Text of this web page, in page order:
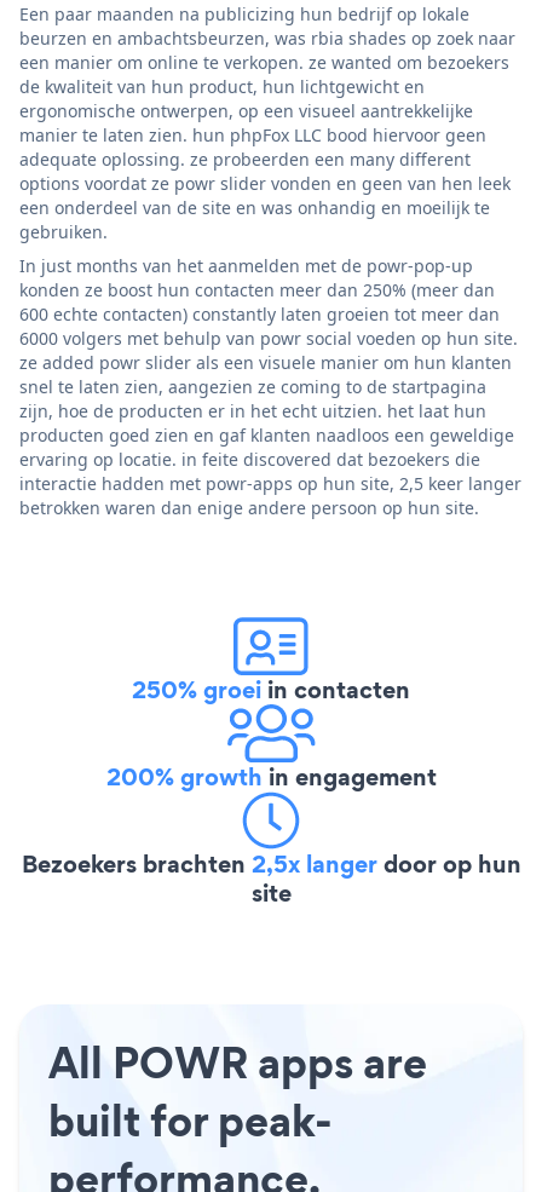
Een paar maanden na publicizing hun bedrijf op lokale
beurzen en ambachtsbeurzen, was rbia shades op zoek naar
een manier om online te verkopen. ze wanted om bezoekers
de kwaliteit van hun product, hun lichtgewicht en
ergonomische ontwerpen, op een visueel aantrekkelijke
manier te laten zien. hun phpFox LLC bood hiervoor geen
adequate oplossing. ze probeerden een many different
options voordat ze powr slider vonden en geen van hen leek
een onderdeel van de site en was onhandig en moeilijk te
gebruiken.
In just months van het aanmelden met de powr-pop-up
konden ze boost hun contacten meer dan 250% (meer dan
600 echte contacten) constantly laten groeien tot meer dan
6000 volgers met behulp van powr social voeden op hun site.
ze added powr slider als een visuele manier om hun klanten
snel te laten zien, aangezien ze coming to de startpagina
zijn, hoe de producten er in het echt uitzien. het laat hun
producten goed zien en gaf klanten naadloos een geweldige
ervaring op locatie. in feite discovered dat bezoekers die
interactie hadden met powr-apps op hun site, 2,5 keer langer
betrokken waren dan enige andere persoon op hun site.
250% groei in contacten
200% growth in engagement
Bezoekers brachten 2,5x langerdoor op hun
site
All POWR apps are
built for peak-
performance.